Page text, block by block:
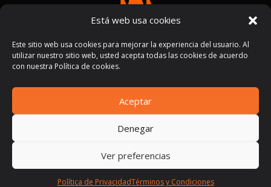
Está web usa cookies
Este sitio web usa cookies para mejorar la experiencia del usuario. Al
utilizar nuestro sitio web, usted acepta todas las cookies de acuerdo
con nuestra Política de cookies.
Aceptar
Denegar
Ver preferencias
Política de PrivacidadTérminos y Condiciones
Términos y condiciones|Políticas de privacidad